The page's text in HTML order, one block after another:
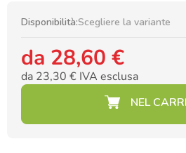
Disponibilità:Scegliere la variante
da 28,60 €
da 23,30 € IVA esclusa
Prezzo della misura: